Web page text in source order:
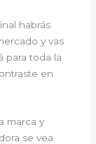
habrás
y vas
para toda la
en
marca y
se vea